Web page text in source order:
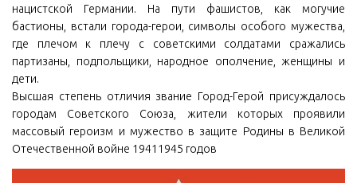
нацистской Германии. На пути фашистов, как могучие
бастионы, встали города-герои, символы особого мужества,
где плечом к плечу с советскими солдатами сражались
партизаны, подпольщики, народное ополчение, женщины и
дети.
Высшая степень отличия звание Город-Герой присуждалось
городам Советского Союза, жители которых проявили
массовый героизм и мужество в защите Родины в Великой
Отечественной войне 19411945 годов